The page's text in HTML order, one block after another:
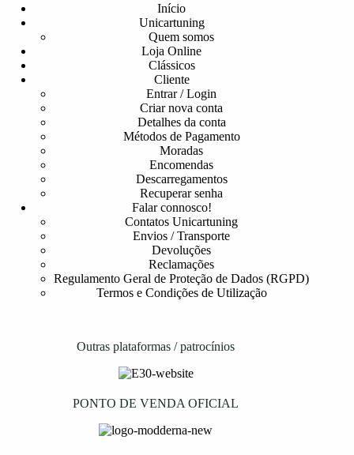
Início
Unicartuning
Quem somos
Loja Online
Clássicos
Cliente
Entrar / Login
Criar nova conta
Detalhes da conta
Métodos de Pagamento
Moradas
Encomendas
Descarregamentos
Recuperar senha
Falar connosco!
Contatos Unicartuning
Envios / Transporte
Devoluções
Reclamações
Regulamento Geral de Proteção de Dados (RGPD)
Termos e Condições de Utilização
Outras plataformas / patrocínios
PONTO DE VENDA OFICIAL